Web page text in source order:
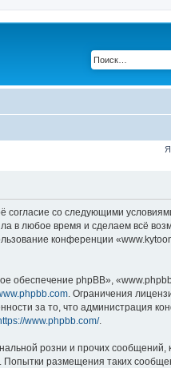
согласие со следующими
в любое время и сделаем всё
конференции
обеспечение phpBB»,
. Ограничения
за то, что администрация
www.phpbb.com/.
розни и прочих сообщений,
Попытки размещения таких